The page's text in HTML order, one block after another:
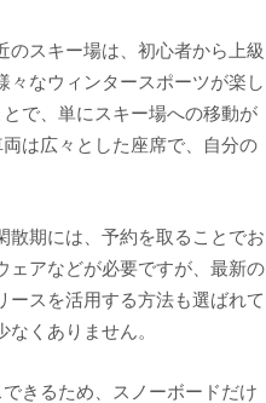
スキー場は、初心者から上級
なウィンタースポーツが楽し
で、単にスキー場への移動が
は広々とした座席で、自分の
散期には、予約を取ることでお
ェアなどが必要ですが、最新の
スを活用する方法も選ばれて
くありません。
きるため、スノーボードだけ